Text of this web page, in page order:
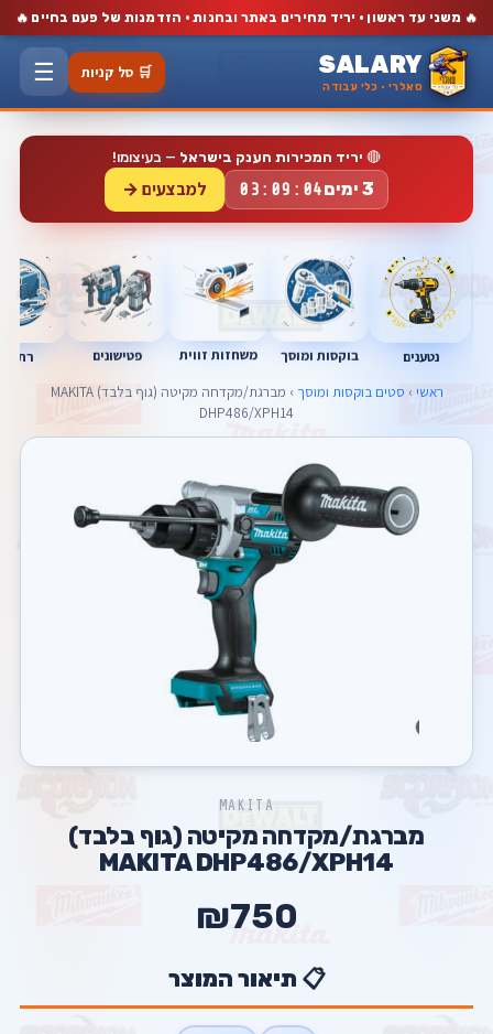
🔥 משני עד ראשון · יריד מחירים באתר ובחנות · הזדמנות של פעם בחיים 🔥
SALARY
סאלרי · כלי עבודה
🛒 סל קניות ☰
🔴 יריד המכירות הענק בישראל — בעיצומו!
3 ימים 03:09:03 למבצעים →
נטענים בוקסות ומוסך משחזות זווית פטישונים
ראשי › סטים בוקסות ומוסך
› מברגת/מקדחה מקיטה (גוף בלבד) MAKITA
DHP486/XPH14
MAKITA
מברגת/מקדחה מקיטה (גוף בלבד)
MAKITA DHP486/XPH14
₪750
📋 תיאור המוצר